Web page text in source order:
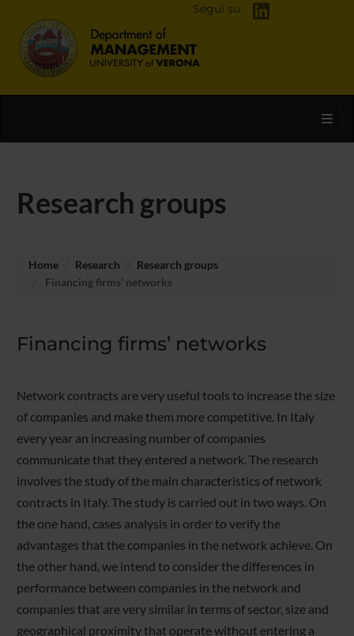
Segui su
Research groups
Home Research
Research groups
Financing firms’ networks
Financing firms’ networks
Network contracts are very useful tools to increase the size
of companies and make them more competitive. In Italy
every year an increasing number of companies
communicate that they entered a network. The research
involves the study of the main characteristics of network
contracts in Italy. The study is carried out in two ways. On
the one hand, cases analysis in order to verify the
advantages that the companies in the network achieve. On
the other hand, we intend to consider the differences in
performance between companies in the network and
companies that are very similar in terms of sector, size and
geographical proximity that operate without entering a